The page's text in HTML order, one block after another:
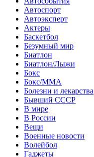
Автоспорт
Автоэксперт
Актеры
Баскетбол
Безумный мир
Биатлон
Биатлон/Лыжи
Бокс
Бокс/MMA
Болезни и лекарства
Бывший СССР
В мире
В России
Вещи
Военные новости
Волейбол
Гаджеты